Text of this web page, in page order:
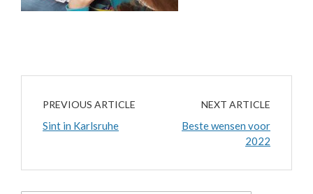
PREVIOUS ARTICLE
Sint in Karlsruhe
NEXT ARTICLE
Beste wensen voor
2022